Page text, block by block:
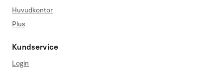
Huvudkontor
Plus
Kundservice
Login